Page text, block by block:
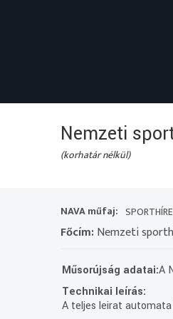
Nemzeti
(korhatár nélkül)
NAVA műfaj:
Főcím:Nemzeti
Műsorújság adatai:A
Technikai leírás:
A teljes leirat